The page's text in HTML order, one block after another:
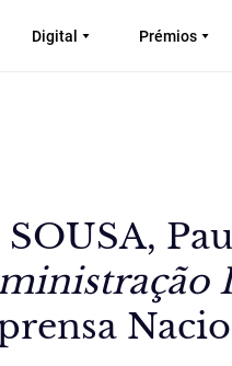
Digital Prémios